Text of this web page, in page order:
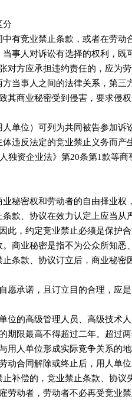
分
中有竞业禁止条款，或者在劳
事人对诉讼有选择的权利，既
对方应承担违约责任的，应为
当事人之间的法律关系，第三
其商业秘密受到侵害，要求侵
单位）可列为共同被告参加诉
体违反法定的竞业禁止义务而
独资企业法》第20条第1款等商
秘密权和劳动者的自由择业
款、协议在效力认定上应当从
此，约定竞业禁止必须是保护
商业秘密是指不为公众所知
条款、协议订立后，商业秘
愿承诺，且订立目的合理，应
位的高级管理人员、高级技术
期限最高不得超过二年。超过两
用人单位形成实际竞争关系的地
动合同解除或终止后，用人单
补偿的，竞业禁止条款、协议
劳动者，劳动者不必再受竞业